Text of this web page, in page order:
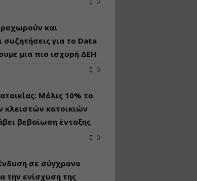
0
και
συζητήσεις για το Data
μια πιο ισχυρή ΔΕΗ
0
Μόλις 10% το
κατοικιών
βεβαίωση ένταξης
0
σε σύγχρονο
την ενίσχυση της
Διάρκεια: 14 ώρες
Διαδικασία
αδειοδότησης και
έκδοσης
κατάταξης
Εισηγητές:
Γραμματή Μπακλατσή
Νικόλαος Σαρούκος
Διάρκεια: 8 ώρες